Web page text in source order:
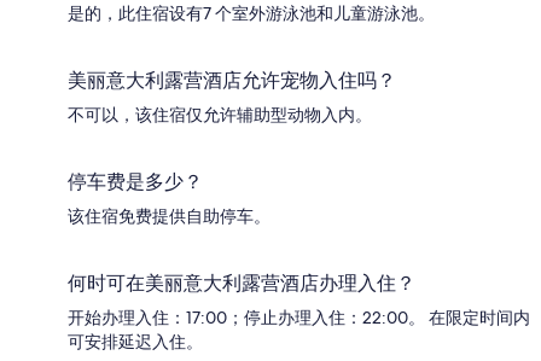
是的，此住宿设有7 个室外游泳池和儿童游泳池。
美丽意大利露营酒店允许宠物入住吗？
不可以，该住宿仅允许辅助型动物入内。
停车费是多少？
该住宿免费提供自助停车。
何时可在美丽意大利露营酒店办理入住？
开始办理入住：17:00；停止办理入住：22:00。 在限定时间内
可安排延迟入住。